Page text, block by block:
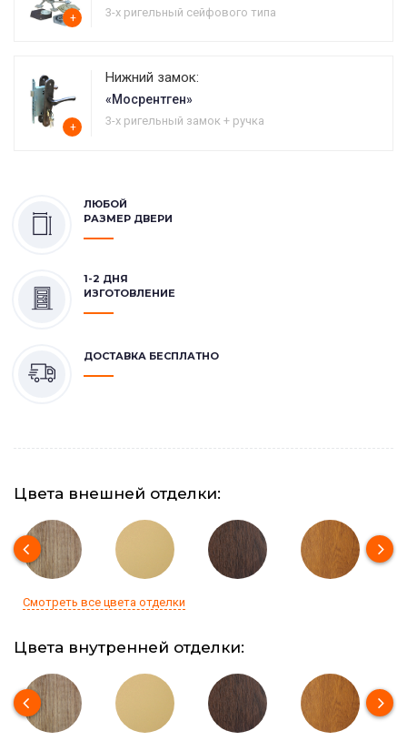
+ 3-х ригельный сейфового типа
+
Нижний замок:
«Мосрентген»
3-х ригельный замок + ручка
ЛЮБОЙ
РАЗМЕР ДВЕРИ
1-2 ДНЯ
ИЗГОТОВЛЕНИЕ
ДОСТАВКА БЕСПЛАТНО
Цвета внешней отделки:
Смотреть все цвета отделки
Цвета внутренней отделки: